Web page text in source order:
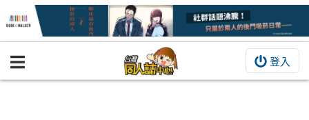
登入
BOOKY書集倉庫